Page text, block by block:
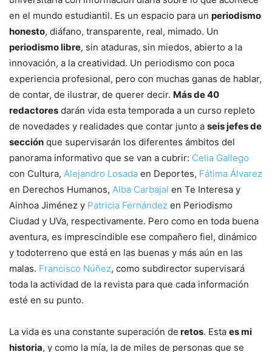
en el mundo estudiantil. Es un espacio para un periodismo
honesto, diáfano, transparente, real, mimado. Un
periodismo libre, sin ataduras, sin miedos, abierto a la
innovación, a la creatividad. Un periodismo con poca
experiencia profesional, pero con muchas ganas de hablar,
de contar, de ilustrar, de querer decir. Más de 40
redactores darán vida esta temporada a un curso repleto
de novedades y realidades que contar junto a seis jefes de
sección que supervisarán los diferentes ámbitos del
panorama informativo que se van a cubrir: Celia Gallego
con Cultura, Alejandro Losada en Deportes, Fátima Álvarez
en Derechos Humanos, Alba Carbajal en Te Interesa y
Ainhoa Jiménez y Patricia Fernández en Periodismo
Ciudad y UVa, respectivamente. Pero como en toda buena
aventura, es imprescindible ese compañero fiel, dinámico
y todoterreno que está en las buenas y más aún en las
malas. Francisco Núñez, como subdirector supervisará
toda la actividad de la revista para que cada información
esté en su punto.
La vida es una constante superación de retos. Esta es mi
historia, y como la mía, la de miles de personas que se